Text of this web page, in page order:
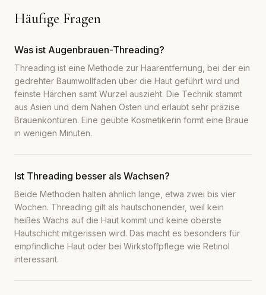
Häufige Fragen
Was ist Augenbrauen-Threading?
Threading ist eine Methode zur Haarentfernung, bei der ein
gedrehter Baumwollfaden über die Haut geführt wird und
feinste Härchen samt Wurzel auszieht. Die Technik stammt
aus Asien und dem Nahen Osten und erlaubt sehr präzise
Brauenkonturen. Eine geübte Kosmetikerin formt eine Braue
in wenigen Minuten.
Ist Threading besser als Wachsen?
Beide Methoden halten ähnlich lange, etwa zwei bis vier
Wochen. Threading gilt als hautschonender, weil kein
heißes Wachs auf die Haut kommt und keine oberste
Hautschicht mitgerissen wird. Das macht es besonders für
empfindliche Haut oder bei Wirkstoffpflege wie Retinol
interessant.